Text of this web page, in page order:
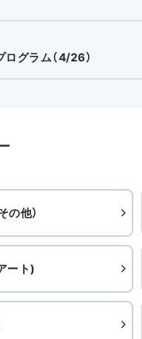
グラム（4/26）
の他）
ート)